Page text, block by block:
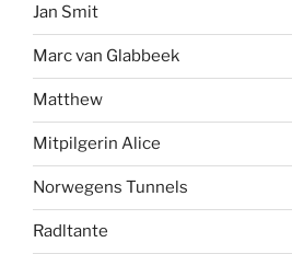
Jan Smit
Marc van Glabbeek
Matthew
Mitpilgerin Alice
Norwegens Tunnels
Radltante